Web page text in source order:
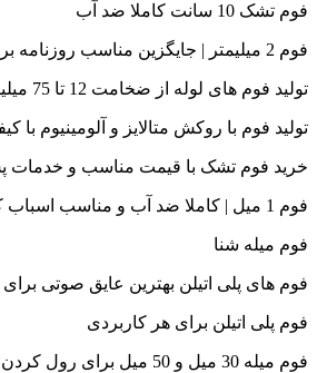
Hacklink panel
Hacklink panel
Hacklink panel
Hacklink panel
Hacklink panel
Hacklink panel
Hacklink panel
Hacklink panel
Hacklink panel
Hacklink panel
فوم تشک 10 سانت کاملا ضد آب
فوم 2 میلیمتر | جایگزین مناسب روزنامه برای اسباب کشی
تولید فوم های لوله از ضخامت 12 تا 75 میلیمتر جهت عایق بندی
تولید فوم با روکش متالایز و آلومینیوم
خرید فوم تشک با قیمت مناسب و
فوم 1 میل | کاملا ضد آب و مناسب اسباب کشی
فوم میله شنا
فوم های پلی اتیلن بهترین عایق صوتی
فوم پلی اتیلن برای هر کاربردی
فوم میله 30 میل و 50 میل برای رول کردن درست فرش